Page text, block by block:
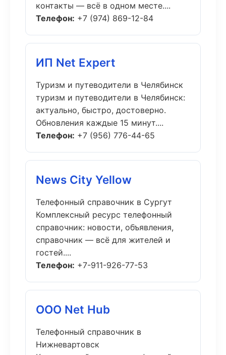
контакты — всё в одном месте....
Телефон: +7 (974) 869-12-84
ИП Net Expert
Туризм и путеводители в Челябинск
туризм и путеводители в Челябинск:
актуально, быстро, достоверно.
Обновления каждые 15 минут....
Телефон: +7 (956) 776-44-65
News City Yellow
Телефонный справочник в Сургут
Комплексный ресурс телефонный
справочник: новости, объявления,
справочник — всё для жителей и
гостей....
Телефон: +7-911-926-77-53
ООО Net Hub
Телефонный справочник в
Нижневартовск